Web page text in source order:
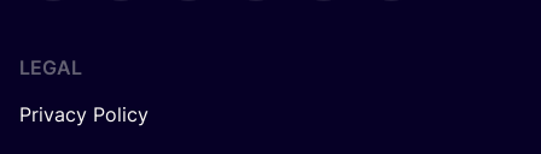
LEGAL
Privacy Policy